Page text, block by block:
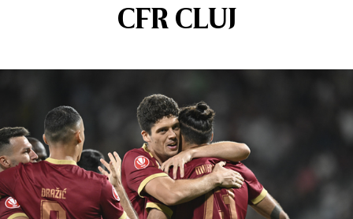
CFR CLUJ